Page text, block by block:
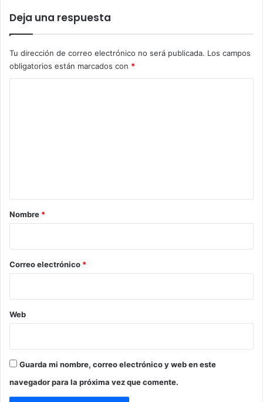
Deja una respuesta
Tu dirección de correo electrónico no será publicada. Los campos
obligatorios están marcados con *
r
*
Nombre *
Correo electrónico *
Web
Guarda mi nombre, correo electrónico y web en este
navegador para la próxima vez que comente.